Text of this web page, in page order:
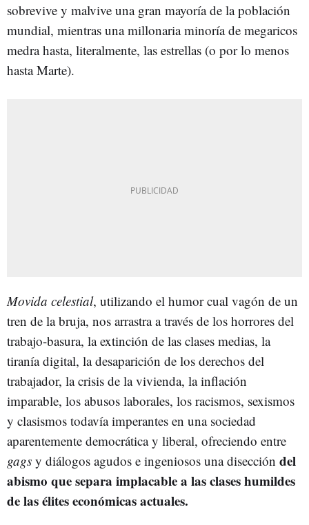
sobrevive y malvive una gran mayoría de la población
mundial, mientras una millonaria minoría de megaricos
medra hasta, literalmente, las estrellas (o por lo menos
hasta Marte).
Movida celestial, utilizando el humor cual vagón de un
tren de la bruja, nos arrastra a través de los horrores del
trabajo-basura, la extinción de las clases medias, la
tiranía digital, la desaparición de los derechos del
trabajador, la crisis de la vivienda, la inflación
imparable, los abusos laborales, los racismos, sexismos
y clasismos todavía imperantes en una sociedad
aparentemente democrática y liberal, ofreciendo entre
gags y diálogos agudos e ingeniosos una disección del
abismo que separa implacable a las clases humildes
de las élites económicas actuales.